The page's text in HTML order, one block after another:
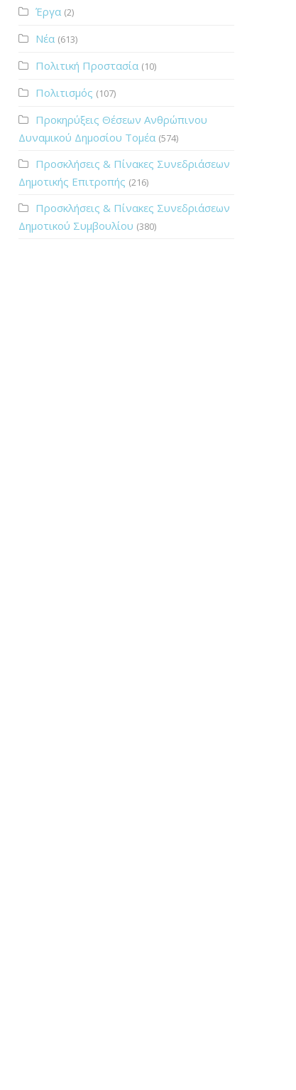
Έργα (2)
Νέα (613)
Πολιτική Προστασία (10)
Πολιτισμός (107)
Προκηρύξεις Θέσεων Ανθρώπινου
Δυναμικού Δημοσίου Τομέα (574)
Προσκλήσεις & Πίνακες Συνεδριάσεων
Δημοτικής Επιτροπής (216)
Προσκλήσεις & Πίνακες Συνεδριάσεων
Δημοτικού Συμβουλίου (380)